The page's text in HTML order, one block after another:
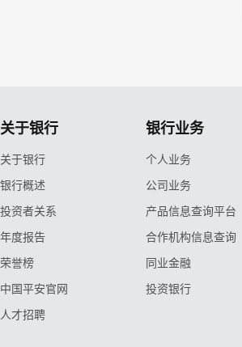
关于银行
关于银行
银行概述
投资者关系
年度报告
荣誉榜
中国平安官网
人才招聘
银行业务
个人业务
公司业务
产品信息查询平台
合作机构信息查询
同业金融
投资银行